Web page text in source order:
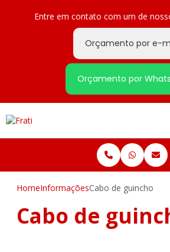
Entre em contato com um de
Orçamento por e-
Orçamento por
HomeInformaçõesCabo de guincho
Cabo de